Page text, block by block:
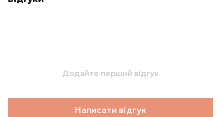
Додайте перший відгук
Написати відгук